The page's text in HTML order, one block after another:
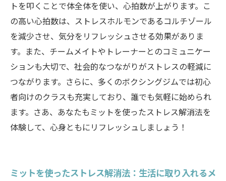
トを叩くことで体全体を使い、心拍数が上がります。こ
の高い心拍数は、ストレスホルモンであるコルチゾール
を減少させ、気分をリフレッシュさせる効果がありま
す。また、チームメイトやトレーナーとのコミュニケー
ションも大切で、社会的なつながりがストレスの軽減に
つながります。さらに、多くのボクシングジムでは初心
者向けのクラスも充実しており、誰でも気軽に始められ
ます。さあ、あなたもミットを使ったストレス解消法を
体験して、心身ともにリフレッシュしましょう！
ミットを使ったストレス解消法：生活に取り入れるメ